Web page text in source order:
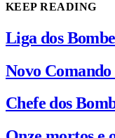
KEEP READING
Liga dos
Novo
Chefe dos